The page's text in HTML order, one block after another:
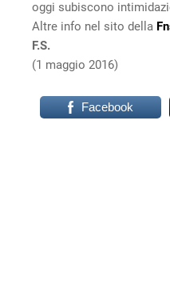
oggi subiscono
Altre info nel sito della
F.S.
(1 maggio 2016)
Facebook